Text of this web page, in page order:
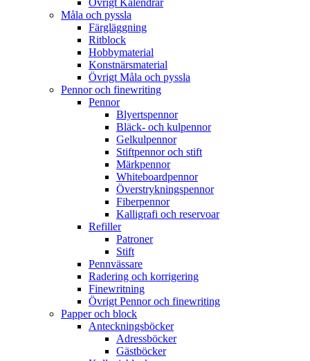
Övrigt Kalendrar
Måla och pyssla
Färgläggning
Ritblock
Hobbymaterial
Konstnärsmaterial
Övrigt Måla och pyssla
Pennor och finewriting
Pennor
Blyertspennor
Bläck- och kulpennor
Gelkulpennor
Stiftpennor och stift
Märkpennor
Whiteboardpennor
Överstrykningspennor
Fiberpennor
Kalligrafi och reservoar
Refiller
Patroner
Stift
Pennvässare
Radering och korrigering
Finewritning
Övrigt Pennor och finewriting
Papper och block
Anteckningsböcker
Adressböcker
Gästböcker